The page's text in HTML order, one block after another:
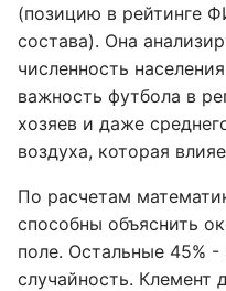
(позицию в рейтинге
состава). Она
численность
важность футбола в
хозяев и даже
воздуха, которая
По расчетам
способны объяснить
поле. Остальные 45% -
случайность. Клемент